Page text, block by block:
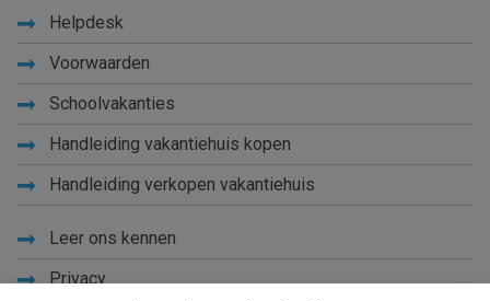
Helpdesk
Voorwaarden
Schoolvakanties
Handleiding vakantiehuis kopen
Handleiding verkopen vakantiehuis
Leer ons kennen
Privacy